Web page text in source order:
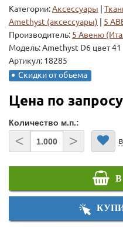
Категории:Аксессуары
Amethyst (аксессуары)
5
Производитель: 5 Авеню
Модель:Amethyst D6 цвет 41
Артикул: 18285
Скидки от объема
Цена по запросу
Количество м.п.:
< >